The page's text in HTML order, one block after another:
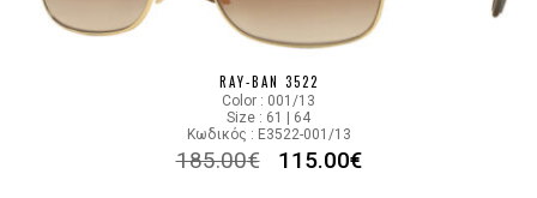
RAY-BAN 3522
Color : 001/13
Size : 61 | 64
Κωδικός : E3522-001/13
185.00€ 115.00€